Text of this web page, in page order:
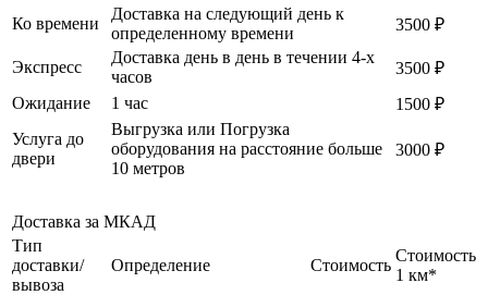
Ко времени
Доставка на следующий день к
определенному времени
3500 ₽
Экспресс
Доставка день в день в течении 4-х
часов
3500 ₽
Ожидание
1 час
1500 ₽
Услуга до
двери
Выгрузка или Погрузка
оборудования на расстояние больше
10 метров
3000 ₽
Доставка за МКАД
Тип
доставки/
вывоза
Определение Стоимость
Стоимость
1 км*